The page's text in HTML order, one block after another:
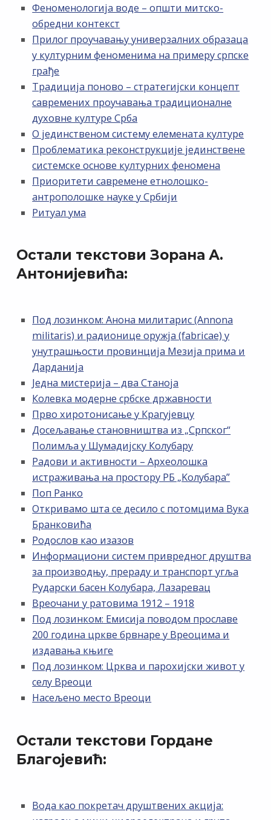
Феноменологија воде – општи митско-
обредни контекст
Прилог проучавању универзалних образаца
у културним феноменима на примеру српске
грађе
Традиција поново – стратегијски концепт
савремених проучавања традиционалне
духовне културе Срба
О јединственом систему елемената културе
Проблематика реконструкције јединствене
системске основе културних феномена
Приоритети савремене етнолошко-
антрополошке науке у Србији
Ритуал ума
Остали текстови Зорана А.
Антонијевића:
Под лозинком: Анона милитарис (Annona
militaris) и радионице оружја (fabricae) у
унутрашњости провинција Мезија прима и
Дарданија
Једна мистерија – два Станоја
Колевка модерне србске државности
Прво хиротонисање у Крагујевцу
Досељавање становништва из „Српског“
Полимља у Шумадијску Колубару
Радови и активности – Археолошка
истраживања на простору РБ „Kолубара”
Поп Ранко
Откривамо шта се десило с потомцима Вука
Бранковића
Родослов као изазов
Информациони систем привредног друштва
за производњу, прераду и транспорт угља
Рударски басен Колубара, Лазаревац
Вреочани у ратовима 1912 – 1918
Под лозинком: Емисија поводом прославе
200 година цркве брвнаре у Вреоцима и
издавања књиге
Под лозинком: Црква и парохијски живот у
селу Вреоци
Насељено место Вреоци
Остали текстови Гордане
Благојевић:
Вода као покретач друштвених акција: